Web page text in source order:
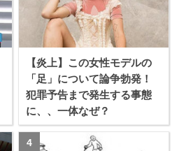
【炎上】この女性モデルの
「足」について論争勃発！
犯罪予告まで発生する事態
に、、一体なぜ？